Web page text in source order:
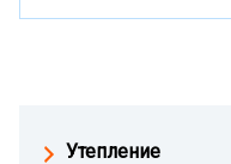
Утепление